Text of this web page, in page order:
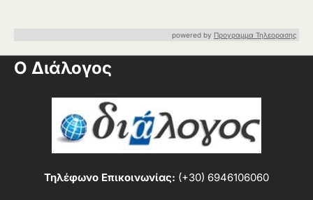
powered by Προγραμμα Τηλεορασης
Ο Διάλογος
Τηλέφωνο Επικοινωνίας: (+30) 6946106060